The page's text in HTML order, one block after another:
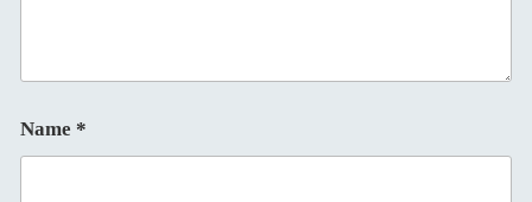
Name *